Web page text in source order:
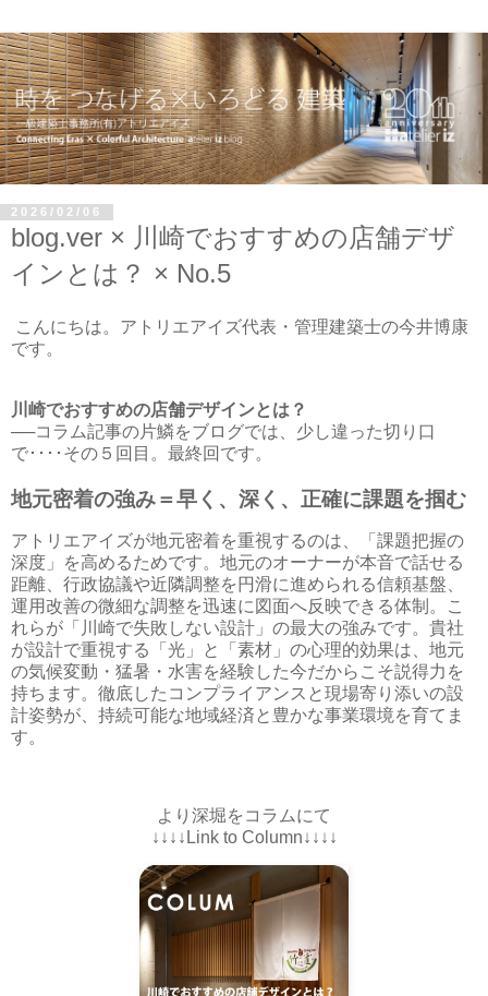
2026/02/06
blog.ver × 川崎でおすすめの店舗デザ
インとは？ × No.5
こんにちは。アトリエアイズ代表・管理建築士の今井博康
です。
川崎でおすすめの店舗デザインとは？
──コラム記事の片鱗をブログでは、少し違った切り口
で････その５回目。最終回です。
地元密着の強み＝早く、深く、正確に課題を掴む
アトリエアイズが地元密着を重視するのは、「課題把握の
深度」を高めるためです。地元のオーナーが本音で話せる
距離、行政協議や近隣調整を円滑に進められる信頼基盤、
運用改善の微細な調整を迅速に図面へ反映できる体制。こ
れらが「川崎で失敗しない設計」の最大の強みです。貴社
が設計で重視する「光」と「素材」の心理的効果は、地元
の気候変動・猛暑・水害を経験した今だからこそ説得力を
持ちます。徹底したコンプライアンスと現場寄り添いの設
計姿勢が、持続可能な地域経済と豊かな事業環境を育てま
す。
より深堀をコラムにて
↓↓↓↓Link to Column↓↓↓↓